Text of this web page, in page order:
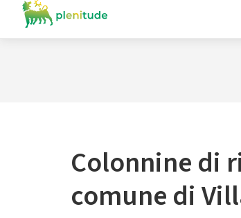
Colonnine di
comune di